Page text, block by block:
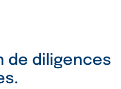
de diligences